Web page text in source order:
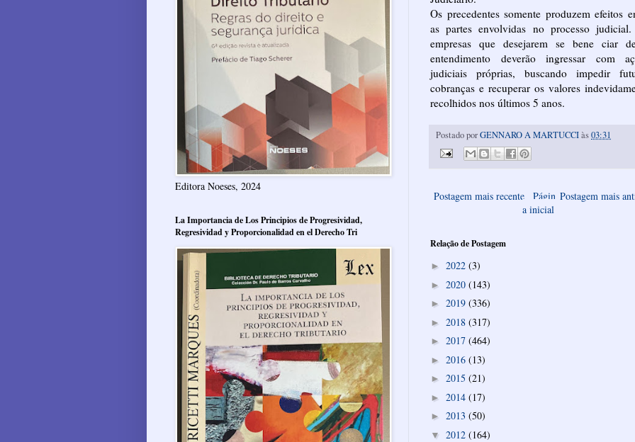
Os precedentes somente produzem efeitos
as partes envolvidas no processo
empresas que desejarem se bene ciar
entendimento deverão ingressar com
judiciais próprias, buscando impedir
cobranças e recuperar os valores
recolhidos nos últimos 5 anos.
Postado porGENNARO A MARTUCCIàs03:31
Postagem mais recente Postagem mais
Págin
a inicial
Relação de Postagem
► 2022 (3)
► 2020 (143)
► 2019 (336)
► 2018 (317)
► 2017 (464)
► 2016 (13)
► 2015 (21)
► 2014 (17)
► 2013 (50)
▼ 2012 (164)
Editora Noeses, 2024
La Importancia de Los Principios de Progresividad,
Regresividad y Proporcionalidad en el Derecho Tri